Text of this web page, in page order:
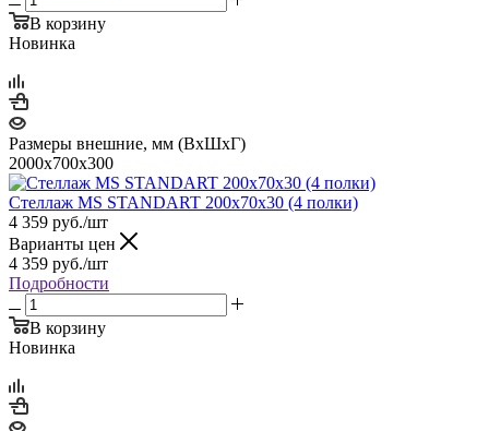
В корзину
Новинка
Размеры внешние, мм (ВхШхГ)
2000x700x300
Стеллаж MS STANDART 200х70х30 (4 полки)
4 359 руб./шт
Варианты цен
4 359 руб./шт
Подробности
В корзину
Новинка